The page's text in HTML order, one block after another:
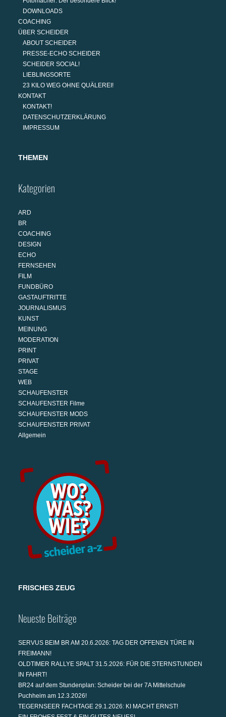
DOWNLOADS
COACHING
ÜBER SCHEIDER
ABOUT SCHEIDER
PRESSE-ECHO SCHEIDER
SCHEIDER SOCIAL!
LIEBLINGSORTE
23 KILO WEG OHNE QUÄLEREI!
KONTAKT
KONTAKT!
DATENSCHUTZERKLÄRUNG
IMPRESSUM
THEMEN
Kategorien
ARD
BR
COACHING
DESIGN
ECHO
FERNSEHEN
FILM
FUNDBÜRO
GASTAUFTRITTE
JOURNALISMUS
KUNST
MEINUNG
MODERATION
PRINT
PRIVAT
STAGE
WEB
SCHAUFENSTER
SCHAUFENSTER Filme
SCHAUFENSTER MODS
SCHAUFENSTER PRIVAT
Allgemein
FRISCHES ZEUG
Neueste Beiträge
SERVUS BEIM BR AM 20.6.2026: TAG DER OFFENEN TÜRE IN
FREIMANN!
OLDTIMER RALLYE SPALT 31.5.2026: FÜR DIE STERNSTUNDEN
IN FAHRT!
BR24 auf dem Stundenplan: Scheider bei der 7A Mittelschule
Puchheim am 12.3.2026!
TEGERNSEER FACHTAGE 29.1.2026: KI MACHT ERNST!